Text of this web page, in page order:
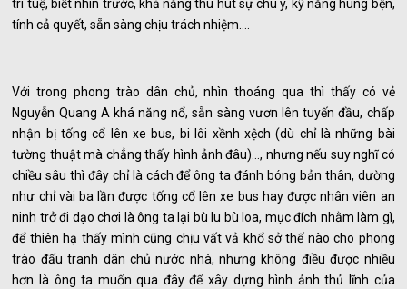
trí tuệ, biết nhìn trước, khả năng thu hút sự chú ý, kỹ năng hùng bện,
tính cả quyết, sẵn sàng chịu trách nhiệm….
Với trong phong trào dân chủ, nhìn thoáng qua thì thấy có vẻ
Nguyễn Quang A khá năng nổ, sẵn sàng vươn lên tuyến đầu, chấp
nhận bị tống cổ lên xe bus, bi lôi xềnh xệch (dù chỉ là những bài
tường thuật mà chẳng thấy hình ảnh đâu)…, nhưng nếu suy nghĩ có
chiều sâu thì đây chỉ là cách để ông ta đánh bóng bản thân, dường
như chỉ vài ba lần được tống cổ lên xe bus hay được nhân viên an
ninh trở đi dạo chơi là ông ta lại bù lu bù loa, mục đích nhằm làm gì,
để thiên hạ thấy mình cũng chịu vất vả khổ sở thế nào cho phong
trào đấu tranh dân chủ nước nhà, nhưng không điều được nhiều
hơn là ông ta muốn qua đây để xây dựng hình ảnh thủ lĩnh của